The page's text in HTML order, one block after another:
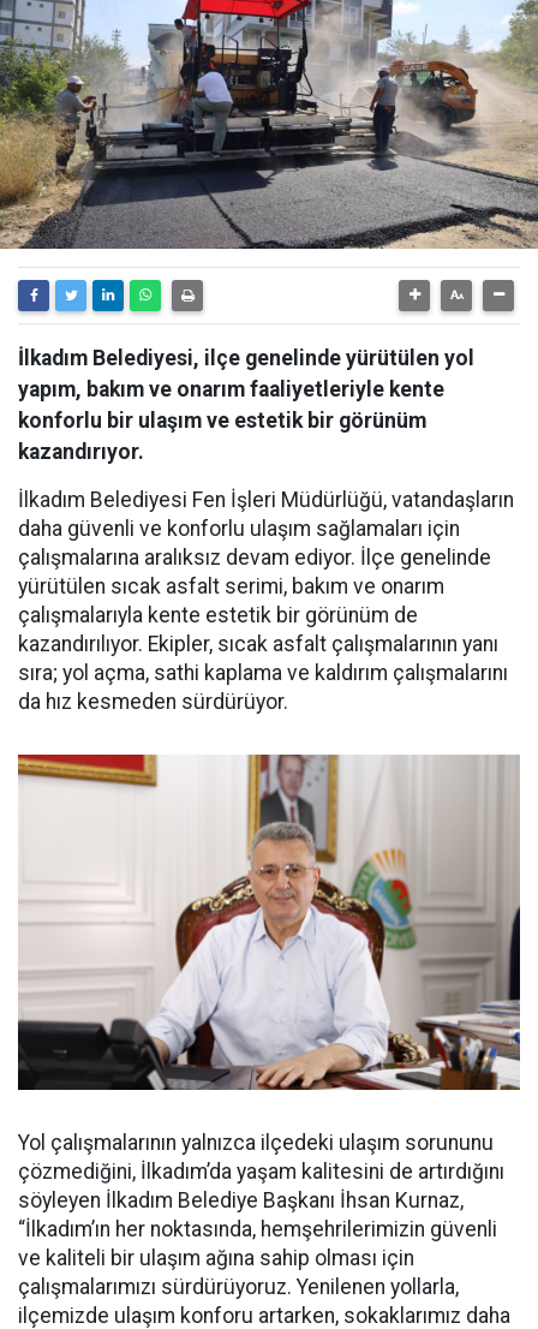
İlkadım Belediyesi, ilçe genelinde yürütülen yol
yapım, bakım ve onarım faaliyetleriyle kente
konforlu bir ulaşım ve estetik bir görünüm
kazandırıyor.
İlkadım Belediyesi Fen İşleri Müdürlüğü, vatandaşların
daha güvenli ve konforlu ulaşım sağlamaları için
çalışmalarına aralıksız devam ediyor. İlçe genelinde
yürütülen sıcak asfalt serimi, bakım ve onarım
çalışmalarıyla kente estetik bir görünüm de
kazandırılıyor. Ekipler, sıcak asfalt çalışmalarının yanı
sıra; yol açma, sathi kaplama ve kaldırım çalışmalarını
da hız kesmeden sürdürüyor.
Yol çalışmalarının yalnızca ilçedeki ulaşım sorununu
çözmediğini, İlkadım’da yaşam kalitesini de artırdığını
söyleyen İlkadım Belediye Başkanı İhsan Kurnaz,
“İlkadım’ın her noktasında, hemşehrilerimizin güvenli
ve kaliteli bir ulaşım ağına sahip olması için
çalışmalarımızı sürdürüyoruz. Yenilenen yollarla,
ilçemizde ulaşım konforu artarken, sokaklarımız daha